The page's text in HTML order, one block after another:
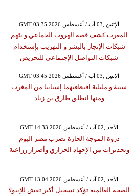
GMT 03:35 2026 الإثنين ,03 آب / أغسطس
المغرب كشف قصة الهروب الجماعي و يتَهم
شبكات الإتجار بالبشر و التهريب بإستخدام
شبكات التواصل الإجتماعي للتحريض
GMT 03:45 2026 الإثنين ,03 آب / أغسطس
سبتة و مليلية اقتطعتهما إسبانيا من المغرب
ومنها انطلق طارق بن زياد
GMT 14:33 2026 الأحد ,02 آب / أغسطس
ذروة الموجة الحارة تضرب مصر اليوم
وتحذيرات من الإجهاد الحراري وأضرار زراعية
GMT 13:04 2026 الأحد ,02 آب / أغسطس
الصحة العالمية تؤكد تسجيل أكبر تفش للإيبولا